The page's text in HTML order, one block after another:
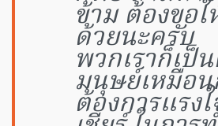
ข้าม ต้องขอใ
ด้วยนะครับ
พวกเราก็เป็
มนุษย์เหมือ
ต้องการแรง